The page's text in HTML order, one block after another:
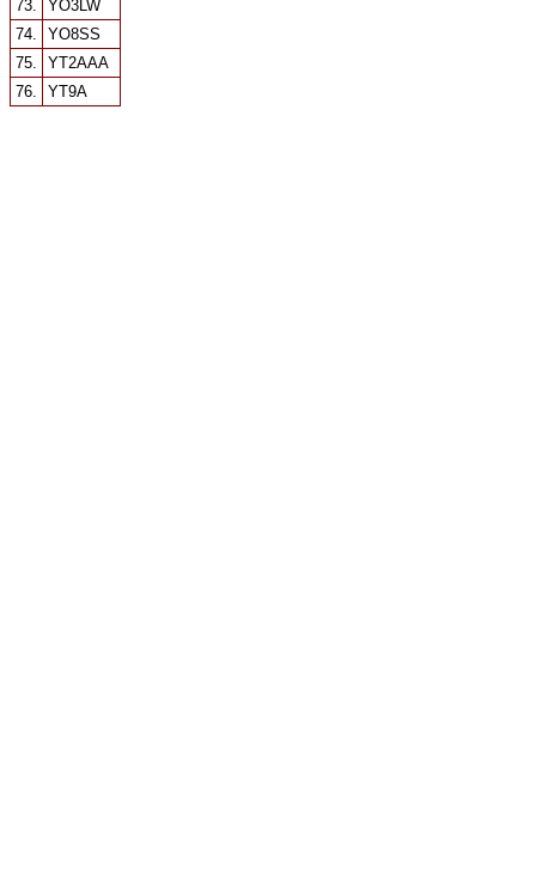
73.
YO3LW
74.
YO8SS
75.
YT2AAA
76.
YT9A